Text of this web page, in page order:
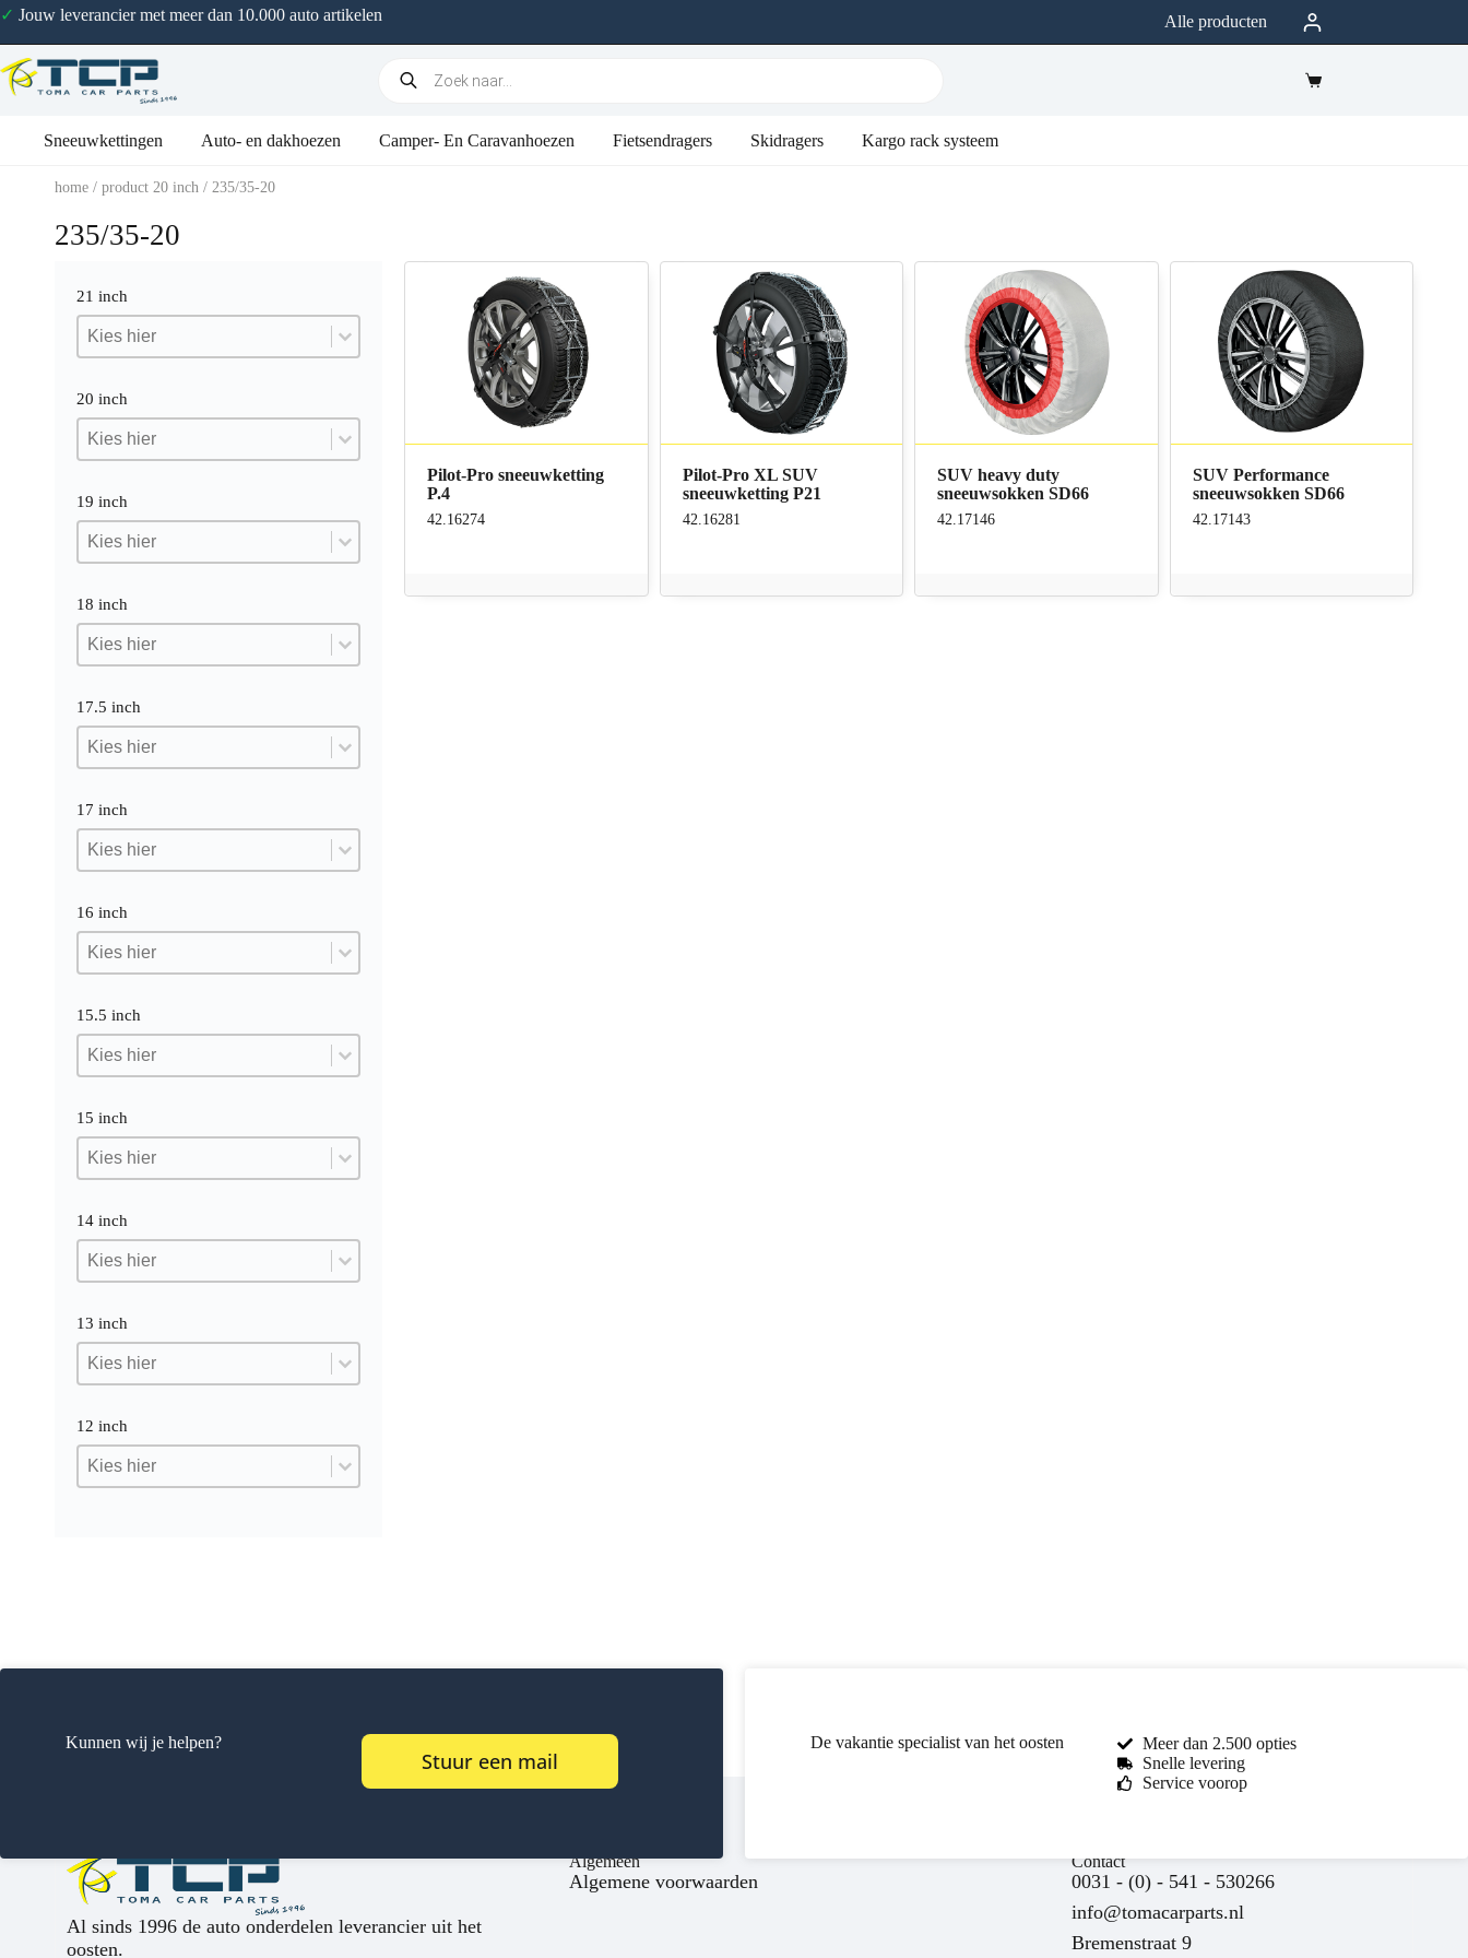
✓ Jouw leverancier met meer dan 10.000 auto artikelen Alle producten
Sneeuwkettingen Auto- en dakhoezen Camper- En Caravanhoezen Fietsendragers Skidragers Kargo rack systeem
home / product 20 inch / 235/35-20
235/35-20
21 inch
21 inch
21 inch
21 inch
20 inch
20 inch
20 inch
20 inch
19 inch
19 inch
19 inch
19 inch
18 inch
18 inch
18 inch
18 inch
17.5 inch
17.5 inch
17.5 inch
17.5 inch
17 inch
17 inch
17 inch
17 inch
16 inch
16 inch
16 inch
16 inch
15.5 inch
15.5 inch
15.5 inch
15.5 inch
15 inch
15 inch
15 inch
15 inch
14 inch
14 inch
14 inch
14 inch
13 inch
13 inch
13 inch
13 inch
12 inch
12 inch
12 inch
12 inch
Pilot-Pro sneeuwketting
P.4
42.16274
Pilot-Pro XL SUV
sneeuwketting P21
42.16281
SUV heavy duty
sneeuwsokken SD66
42.17146
SUV Performance
sneeuwsokken SD66
42.17143
Kunnen wij je helpen?
Stuur een mail
De vakantie specialist van het oosten
Meer dan 2.500 opties
Snelle levering
Service voorop
Al sinds 1996 de auto onderdelen leverancier uit het
oosten.
Algemeen
Algemene voorwaarden
Contact
0031 - (0) - 541 - 530266
info@tomacarparts.nl
Bremenstraat 9